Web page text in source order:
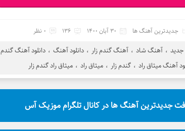
جدیدترین آهنگ ها 30 آبان 1400 136 0 نظر
، آهنگ شاد ، آهنگ گندم زار ، دانلود آهنگ ، دانلود آهنگ گندم
آهنگ میثاق راد ، گندم زار ، میثاق راد ، میثاق راد گندم زار
جدیدترین آهنگ ها در کانال تلگرام موزیک آس